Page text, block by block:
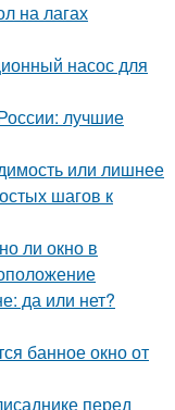
на лагах
насос для
лучшие
или лишнее
шагов к
ли окно в
да или нет?
банное окно от
перед